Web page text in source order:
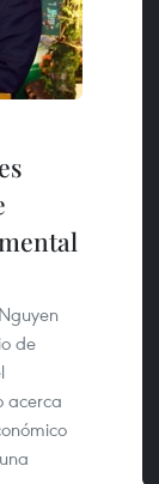
de
acerca